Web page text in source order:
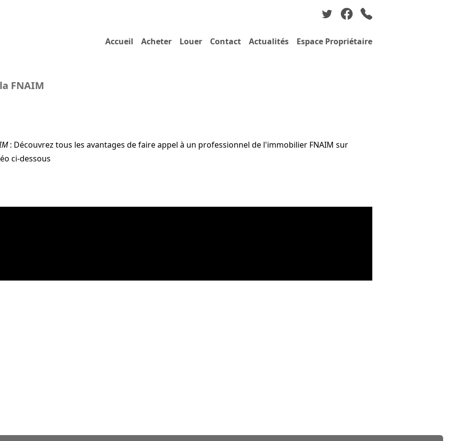
Accueil Acheter Louer Contact Actualités Espace Propriétaire
FNAIM
: Découvrez tous les avantages de faire appel à un professionnel de l'immobilier FNAIM sur
ci-dessous